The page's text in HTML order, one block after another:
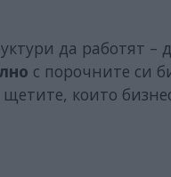
да работят –
с порочните си
които